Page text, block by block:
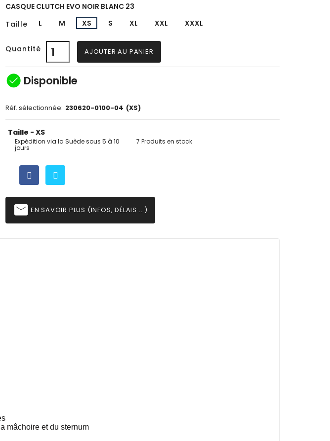
CASQUE CLUTCH EVO NOIR BLANC 23
Taille
L M XS S XL XXL XXXL
Quantité AJOUTER AU PANIER
check_circle Disponible
Réf. sélectionnée: 230620-0100-04 (XS)
Taille - XS
Expédition via la Suède sous 5 à 10
jours
7 Produits en stock
email EN SAVOIR PLUS (INFOS, DÉLAIS ...)
mâchoire et du sternum